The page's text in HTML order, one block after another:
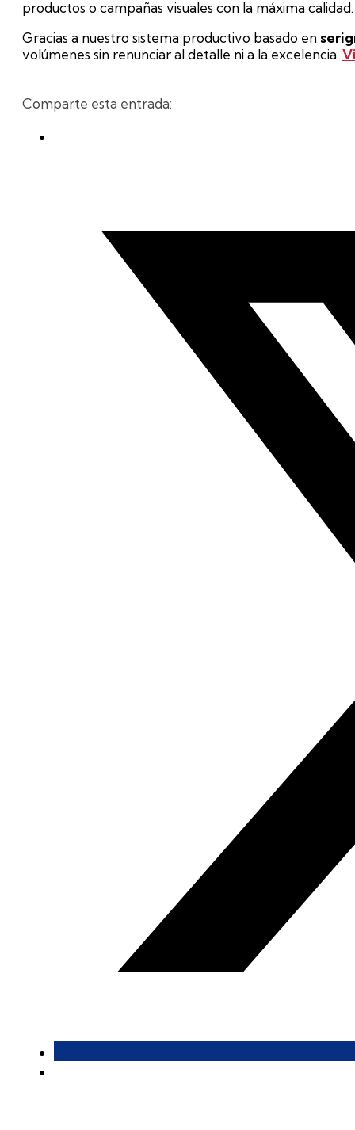
productos o campañas visuales con la máxima calidad.
Gracias a nuestro sistema productivo basado en
volúmenes sin renunciar al detalle ni a la excelencia.
Comparte esta entrada: